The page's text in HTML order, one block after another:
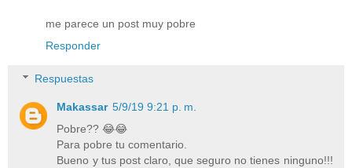
me parece un post muy pobre
Responder
Respuestas
Makassar 5/9/19 9:21 p. m.
Pobre?? 😂😂
Para pobre tu comentario.
Bueno y tus post claro, que seguro no tienes ninguno!!!